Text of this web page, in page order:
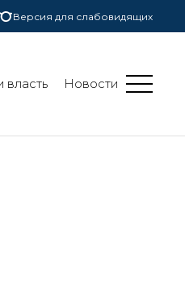
Версия для слабовидящих
Новости